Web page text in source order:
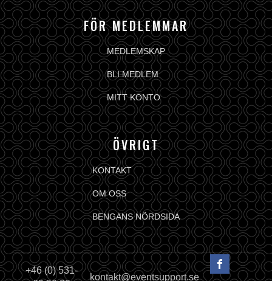
FÖR MEDLEMMAR
MEDLEMSKAP
BLI MEDLEM
MITT KONTO
ÖVRIGT
KONTAKT
OM OSS
BENGANS NÖRDSIDA
+46 (0) 531-
kontakt@eventsupport.se